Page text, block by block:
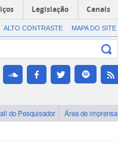
Legislação Canais
ALTO CONTRASTE MAPA DO SITE
do Pesquisador Área de imprensa